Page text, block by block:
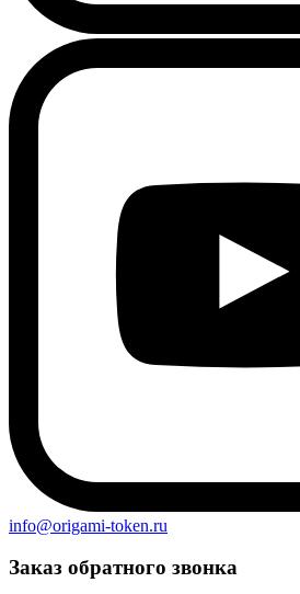
info@origami-token.ru
Заказ обратного звонка